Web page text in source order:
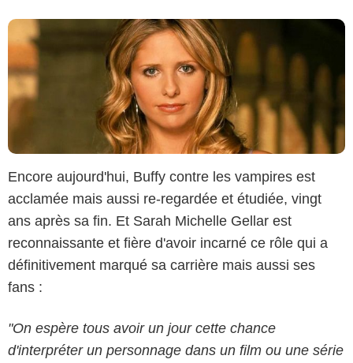
Encore aujourd'hui, Buffy contre les vampires est
acclamée mais aussi re-regardée et étudiée, vingt
ans après sa fin. Et Sarah Michelle Gellar est
reconnaissante et fière d'avoir incarné ce rôle qui a
définitivement marqué sa carrière mais aussi ses
fans :
"On espère tous avoir un jour cette chance
d'interpréter un personnage dans un film ou une série